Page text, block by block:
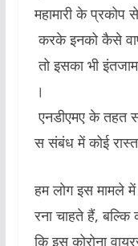
महामारी के प्रकोप
करके इनको कैसे
तो इसका भी
।
एनडीएमए के तहत
स संबंध में कोई
हम लोग इस मामले में
रना चाहते हैं, बल्कि
कि इस कोरोना